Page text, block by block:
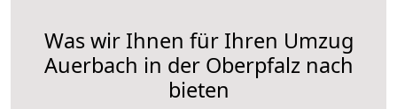
Was wir Ihnen für Ihren Umzug
Auerbach in der Oberpfalz nach
bieten